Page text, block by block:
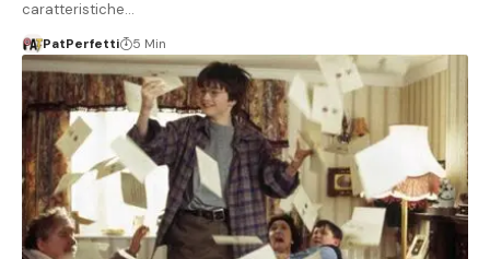
caratteristiche…
PatPerfetti 5 Min